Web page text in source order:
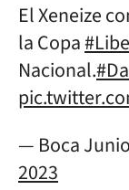
El Xeneize
la Copa
Nacional.
— Boca
2023